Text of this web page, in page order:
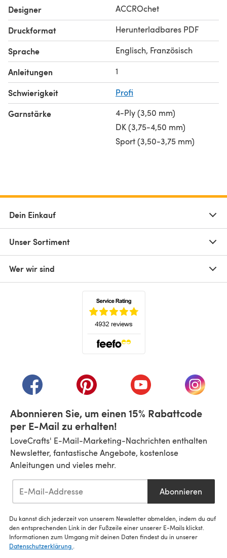
sock yarn (used here, Miss Farfelue), a 4mm hook, and a
4.5mm hook. Other notions: a yarn needle, and some
stitch markers.
(c) ACCROchet
Designer ACCROchet
Druckformat Herunterladbares PDF
Sprache Englisch, Französisch
Anleitungen 1
Schwierigkeit Profi
Garnstärke
4-Ply (3,50 mm)
DK (3,75-4,50 mm)
Sport (3,50-3,75 mm)
Dein Einkauf
Unser Sortiment
Wer wir sind
(öffnet sich in einem neuen Tab)
(öffnet sich in einem neuen Tab)
(öffnet sich in einem
(öffnet
Abonnieren Sie, um einen 15% Rabattcode
per E-Mail zu erhalten!
LoveCrafts' E-Mail-Marketing-Nachrichten enthalten
Newsletter, fantastische Angebote, kostenlose
Anleitungen und vieles mehr.
Abonnieren
Du kannst dich jederzeit von unserem Newsletter abmelden, indem du auf
den entsprechenden Link in der Fußzeile einer unserer E-Mails klickst.
Informationen zum Umgang mit deinen Daten findest du in unserer
Datenschutzerklärung